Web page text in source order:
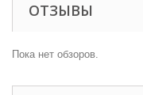
ОТЗЫВЫ
Пока нет обзоров.